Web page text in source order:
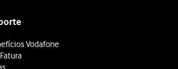
Vodafone